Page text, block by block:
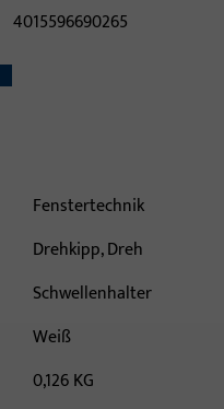
4015596690265
Fenstertechnik
Drehkipp, Dreh
Schwellenhalter
Weiß
0,126 KG